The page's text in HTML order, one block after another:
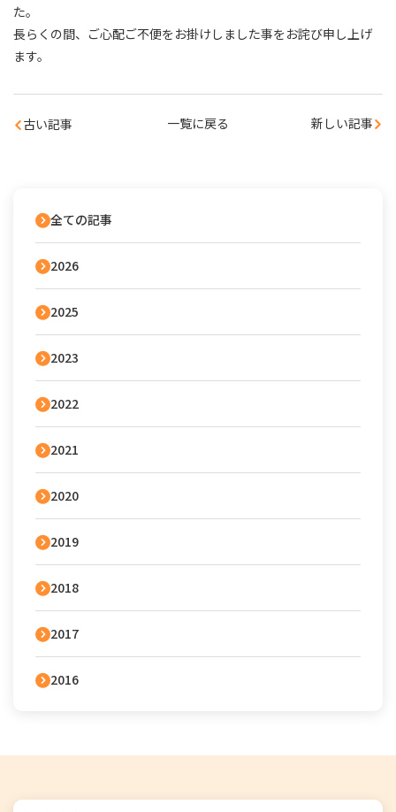
た。
長らくの間、ご心配ご不便をお掛けしました事をお詫び申し上げ
ます。
古い記事 一覧に戻る 新しい記事
全ての記事
2026
2025
2023
2022
2021
2020
2019
2018
2017
2016